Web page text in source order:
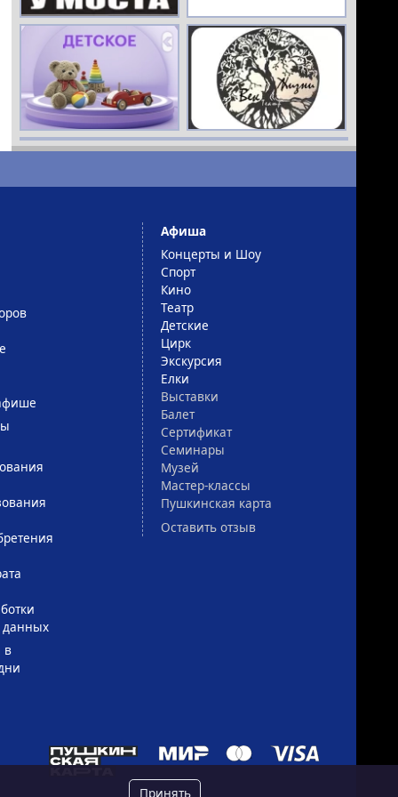
РЕКЛАМА 16+ РЕКЛАМА 16+
данных
в
Афиша
Концерты и Шоу
Спорт
Кино
Театр
Детские
Цирк
Экскурсия
Елки
Выставки
Балет
Сертификат
Семинары
Музей
Мастер-классы
Пушкинская карта
Оставить отзыв
Принять